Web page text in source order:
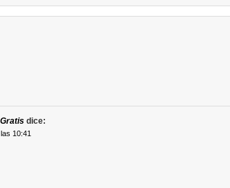
dice:
10:41